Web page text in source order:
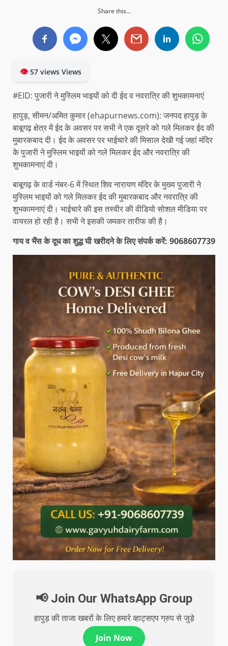
Share this...
👁57 views Views
#EID: पुजारी ने मुस्लिम भाइयों को दी ईद व नवरात्रि की शुभकामनाएं
हापुड़, सीमन/अमित कुमार (ehapurnews.com): जनपद हापुड़ के
बाबूगढ़ क्षेत्र में ईद के अवसर पर सभी ने एक दूसरे को गले मिलकर ईद की
मुबारकबाद दी। ईद के अवसर पर भाईचारे की मिसाल देखी गई जहां मंदिर
के पुजारी ने मुस्लिम भाइयों को गले मिलकर ईद और नवरात्रि की
शुभकामनाएं दी।
बाबूगढ़ के वार्ड नंबर-6 में स्थित शिव नारायण मंदिर के मुख्य पुजारी ने
मुस्लिम भाइयों को गले मिलकर ईद की मुबारकबाद और नवरात्रि की
शुभकामनाएं दी। भाईचारे की इस तस्वीर की वीडियो सोशल मीडिया पर
वायरल हो रही है। सभी ने इसकी जमकर तारीफ की है।
गाय व भैंस के दूध का शुद्ध घी खरीदने के लिए संपर्क करें: 9068607739
📢 Join Our WhatsApp Group
हापुड़ की ताजा खबरों के लिए हमारे व्हाट्सएप ग्रुप से जुड़े
Join Now